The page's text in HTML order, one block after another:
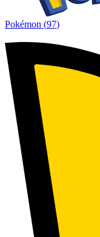
Pokémon (97)